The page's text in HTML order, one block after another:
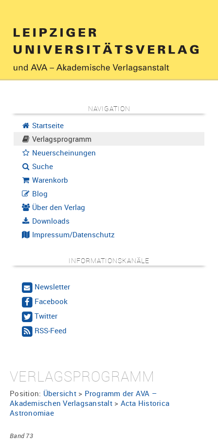
NAVIGATION
Startseite
Verlagsprogramm
Neuerscheinungen
Suche
Warenkorb
Blog
Über den Verlag
Downloads
Impressum/Datenschutz
INFORMATIONSKANÄLE
Newsletter
Facebook
Twitter
RSS-Feed
VERLAGSPROGRAMM
Position: Übersicht> Programm der AVA –
Akademischen Verlagsanstalt> Acta Historica
Astronomiae
Band 73